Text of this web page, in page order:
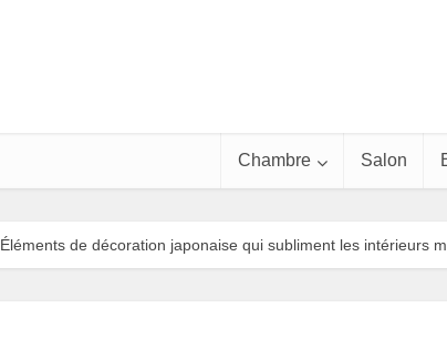
Chambre Salon
Éléments de décoration japonaise qui subliment les intérieurs